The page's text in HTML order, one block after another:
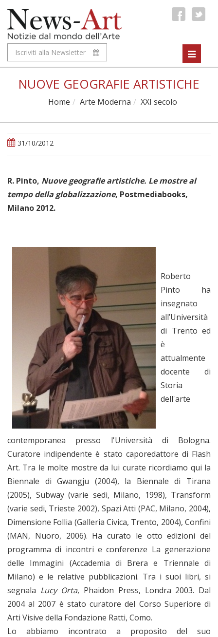
Iscriviti alla Newsletter
Toggle
NUOVE GEOGRAFIE ARTISTICHE
Home Arte Moderna XXI secolo
31/10/2012
R. Pinto, Nuove geografie artistiche. Le mostre al
tempo della globalizzazione, Postmediabooks,
Milano 2012.
Roberto
Pinto ha
insegnato
all’Università
di Trento ed
è
attualmente
docente di
Storia
dell'arte
contemporanea presso l'Università di Bologna.
Curatore indipendente è stato caporedattore di Flash
Art. Tra le molte mostre da lui curate ricordiamo qui la
Biennale di Gwangju (2004), la Biennale di Tirana
(2005), Subway (varie sedi, Milano, 1998), Transform
(varie sedi, Trieste 2002), Spazi Atti (PAC, Milano, 2004),
Dimensione Follia (Galleria Civica, Trento, 2004), Confini
(MAN, Nuoro, 2006). Ha curato le otto edizioni del
programma di incontri e conferenze La generazione
delle Immagini (Accademia di Brera e Triennale di
Milano) e le relative pubblicazioni. Tra i suoi libri, si
segnala Lucy Orta, Phaidon Press, Londra 2003. Dal
2004 al 2007 è stato curatore del Corso Superiore di
Arti Visive della Fondazione Ratti, Como.
Lo abbiamo incontrato a proposito del suo